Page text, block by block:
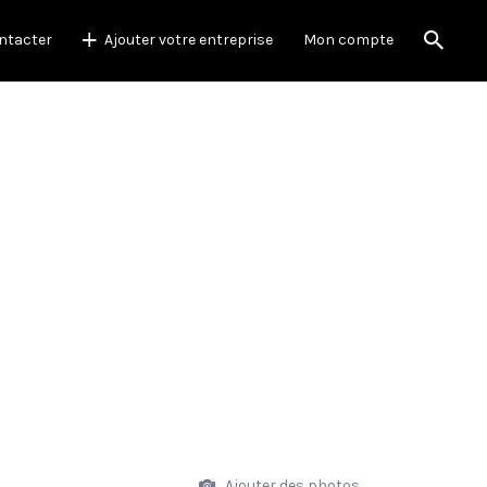
Ajouter votre entreprise Mon compte